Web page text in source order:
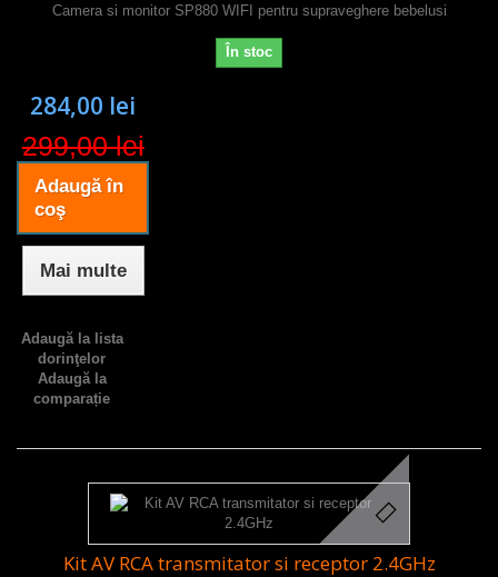
Camera si monitor SP880 WIFI pentru supraveghere bebelusi
În stoc
284,00 lei
299,00 lei
Adaugă în
coş
Mai multe
Adaugă la lista
dorinţelor
Adaugă la
comparație
Kit AV RCA transmitator si receptor 2.4GHz